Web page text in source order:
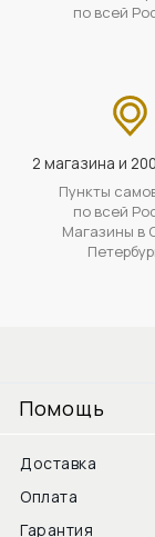
по всей
2 магазина и
Пункты
по всей
Магазины в
Помощь
Доставка
Оплата
Гарантия